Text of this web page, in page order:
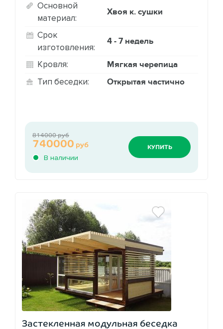
Основной
материал:
Хвоя к. сушки
Срок
изготовления:
4 - 7 недель
Кровля: Мягкая черепица
Тип беседки: Открытая частично
В наличии
740000 руб
814000 руб
КУПИТЬ
Застекленная модульная беседка